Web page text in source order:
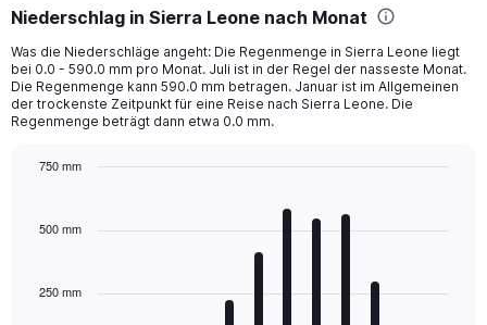
Range:
3
categories.
The
chart
has
Y
values.
to
Niederschlag in Sierra Leone nach Monat
Was die Niederschläge angeht: Die Regenmenge in Sierra Leone liegt
bei 0.0 - 590.0 mm pro Monat. Juli ist in der Regel der nasseste Monat.
Die Regenmenge kann 590.0 mm betragen. Januar ist im Allgemeinen
der trockenste Zeitpunkt für eine Reise nach Sierra Leone. Die
Regenmenge beträgt dann etwa 0.0 mm.
with
The
250 mm
500 mm
750 mm